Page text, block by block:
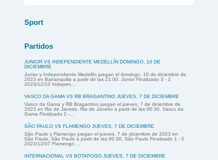
Sport
Partidos
JUNIOR VS INDEPENDIENTE MEDELLÍN DOMINGO, 10 DE
DICIEMBRE
Junior y Independiente Medellín juegan el domingo, 10 de diciembre de
2023 en Barranquilla a partir de las 21:00. Junior Finalizado 3 - 2
2023/12/10 Indepen...
VASCO DA GAMA VS RB BRAGANTINO JUEVES, 7 DE DICIEMBRE
Vasco da Gama y RB Bragantino juegan el jueves, 7 de diciembre de
2023 en Rio de Janeiro, Rio de Janeiro a partir de las 00:30. Vasco da
Gama Finalizado 2 -...
SÃO PAULO VS FLAMENGO JUEVES, 7 DE DICIEMBRE
São Paulo y Flamengo juegan el jueves, 7 de diciembre de 2023 en
São Paulo, São Paulo a partir de las 00:30. São Paulo Finalizado 1 - 0
2023/12/07 Flamengo ...
INTERNACIONAL VS BOTAFOGO JUEVES, 7 DE DICIEMBRE